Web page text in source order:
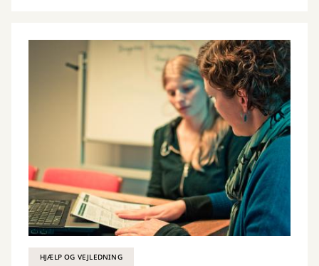
HJÆLP OG VEJLEDNING